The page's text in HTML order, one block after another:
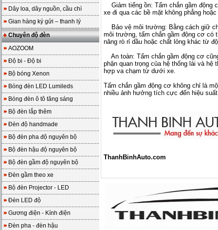
Dây loa, dây nguồn, cầu chì
Gian hàng ký gửi – thanh lý
Chuyên độ đèn
AOZOOM
Độ bi - Độ bi
Bộ bóng Xenon
Bóng đèn LED Lumileds
Bóng đèn ô tô tăng sáng
Bộ đèn lắp thêm
Đèn độ handmade
Bộ đèn pha độ nguyên bộ
Bộ đèn hậu độ nguyên bộ
Bộ đèn gầm độ nguyên bộ
Đèn gầm theo xe
Bộ đèn Projector - LED
Đèn LED độ
Gương điện - Kính điện
Đèn pha - đèn hậu
Giảm tiếng ồn: Tấm chắn gầm động
xe đi qua các bề mặt không phẳng
Bảo vệ môi trường: Bằng cách giữ
môi trường, tấm chắn gầm động cơ có
năng rò rỉ dầu hoặc chất lỏng khác từ
An toàn: Tấm chắn gầm động cơ
phận quan trọng của hệ thống lái và
hợp va chạm từ dưới xe.
Tấm chắn gầm động cơ không chỉ là
nhiều ảnh hưởng tích cực đến hiệu
ThanhBinhAuto.com